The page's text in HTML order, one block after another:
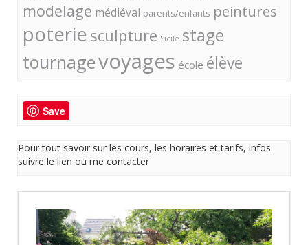
modelage médiéval parents/enfants peintures
poterie sculpture Sicile stage
tournagevoyages école élève
Save
Pour tout savoir sur les cours, les horaires et tarifs, infos
suivre le lien ou me contacter